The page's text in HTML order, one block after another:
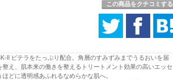
この商品をクチコミする
II ピテラをたっぷり配合。角層のすみずみまでうるおいを届
整え、肌本来の働きを整えるトリートメント効果の高いエッセ
どに透明感あふれるなめらかな肌へ。